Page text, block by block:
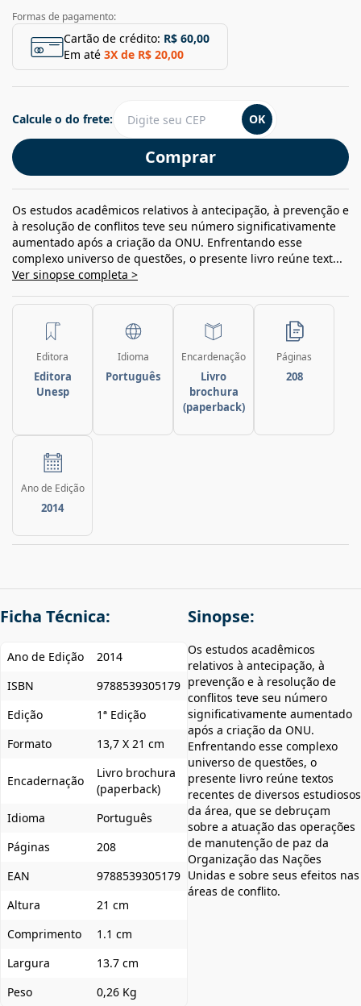
Formas de pagamento:
Cartão de crédito: R$ 60,00
Em até 3X de R$ 20,00
Comprar
Calcule o do frete: OK
Os estudos acadêmicos relativos à antecipação, à prevenção e
à resolução de conflitos teve seu número significativamente
aumentado após a criação da ONU. Enfrentando esse
complexo universo de questões, o presente livro reúne text...
Ver sinopse completa >
Editora
Editora
Unesp
Idioma
Português
Encardenação
Livro
brochura
(paperback)
Páginas
208
Ano de Edição
2014
Ficha Técnica:
Ano de Edição
2014
ISBN
9788539305179
Edição
1ª Edição
Formato
13,7 X 21 cm
Encadernação
Livro brochura
(paperback)
Idioma
Português
Páginas
208
EAN
9788539305179
Altura
21 cm
Comprimento
1.1 cm
Largura
13.7 cm
Peso
0,26 Kg
Sinopse:
Os estudos acadêmicos
relativos à antecipação, à
prevenção e à resolução de
conflitos teve seu número
significativamente aumentado
após a criação da ONU.
Enfrentando esse complexo
universo de questões, o
presente livro reúne textos
recentes de diversos estudiosos
da área, que se debruçam
sobre a atuação das operações
de manutenção de paz da
Organização das Nações
Unidas e sobre seus efeitos nas
áreas de conflito.